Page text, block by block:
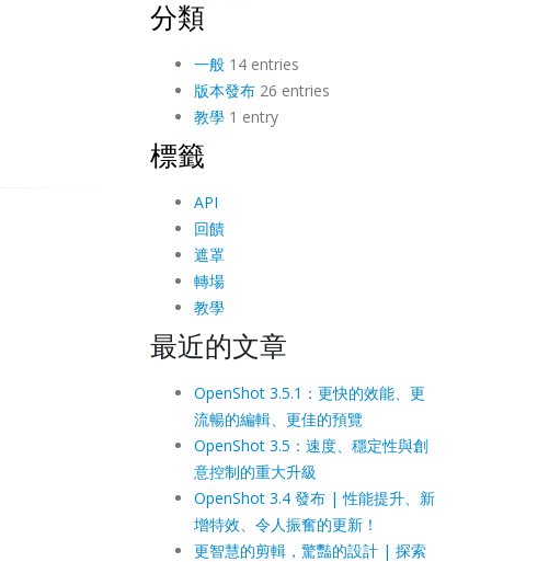
分類
一般14 entries
版本發布26 entries
教學1 entry
標籤
API
回饋
遮罩
轉場
教學
最近的文章
OpenShot 3.5.1：更快的效能、更
流暢的編輯、更佳的預覽
OpenShot 3.5：速度、穩定性與創
意控制的重大升級
OpenShot 3.4 發布 | 性能提升、新
增特效、令人振奮的更新！
更智慧的剪輯，驚豔的設計 | 探索